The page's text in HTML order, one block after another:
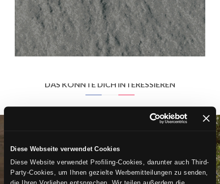
Diese Webseite verwendet Cookies
Diese Website verwendet Profiling-Cookies, darunter auch Third-
Party-Cookies, um Ihnen gezielte Werbemitteilungen zu senden,
STANDARD EVOLUTION
400 EVOLUTION BRUN STRUCTURED ANTI-SLIP
30X30
DAS KÖNNTE DICH INTERESSIEREN